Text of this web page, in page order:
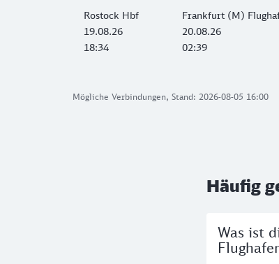
Mögliche Verbindungen, Stand: 2026-08-05 16:00
Rostock Hbf
19.08.26
18:34
Frankfurt (M)
20.08.26
02:39
Häufig
Was ist